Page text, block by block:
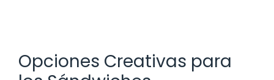
Opciones Creativas para